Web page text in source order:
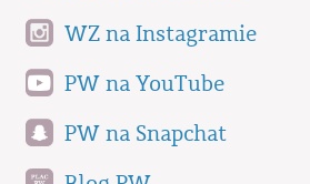
WZ na Instagramie
PW na YouTube
PW na Snapchat